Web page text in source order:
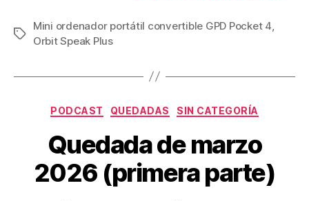
c
o
Etiquetas
Mini ordenador portátil convertible GPD Pocket 4
Orbit Speak Plus
Categorías
PODCAST QUEDADAS SIN CATEGORÍA
Quedada de marzo
2026 (primera parte)